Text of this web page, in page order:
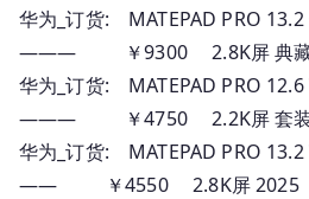
华为_订货: MATEPAD PRO
——— ￥9300 2.8K屏 典藏
华为_订货: MATEPAD PRO
——— ￥4750 2.2K屏 套
华为_订货: MATEPAD PRO
—— ￥4550 2.8K屏 2025